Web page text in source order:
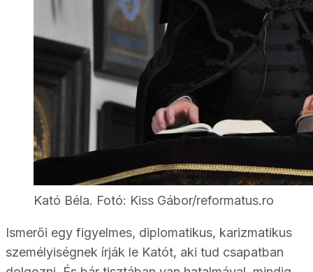
Kató Béla. Fotó: Kiss Gábor/reformatus.ro
Ismerői egy figyelmes, diplomatikus, karizmatikus
személyiségnek írják le Katót, aki tud csapatban